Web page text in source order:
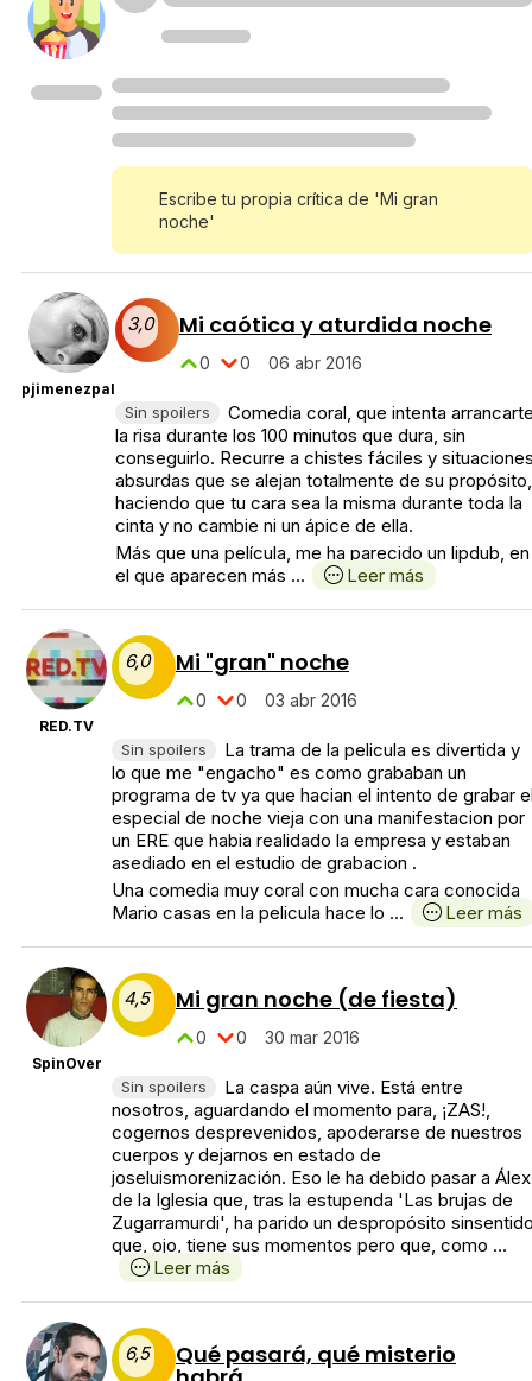
Escribe tu propia crítica de 'Mi gran
noche'
pjimenezpal
3,0 Mi caótica y aturdida noche
0 0 06 abr 2016
Sin spoilers
Comedia coral, que intenta
la risa durante los 100 minutos que dura, sin
conseguirlo. Recurre a chistes fáciles y
absurdas que se alejan totalmente de su propósito,
haciendo que tu cara sea la misma durante toda la
cinta y no cambie ni un ápice de ella.
Más que una película, me ha parecido un lipdub, en
el que aparecen más ...
Leer más
RED.TV
6,0 Mi "gran" noche
0 0 03 abr 2016
Sin spoilers
La trama de la pelicula es divertida y
lo que me "engacho" es como grababan un
programa de tv ya que hacian el intento de grabar
especial de noche vieja con una manifestacion por
un ERE que habia realidado la empresa y estaban
asediado en el estudio de grabacion .
Una comedia muy coral con mucha cara conocida
Mario casas en la pelicula hace lo ...
Leer más
SpinOver
4,5 Mi gran noche (de fiesta)
0 0 30 mar 2016
Sin spoilers
La caspa aún vive. Está entre
nosotros, aguardando el momento para, ¡ZAS!,
cogernos desprevenidos, apoderarse de nuestros
cuerpos y dejarnos en estado de
joseluismorenización. Eso le ha debido pasar a Álex
de la Iglesia que, tras la estupenda 'Las brujas de
Zugarramurdi', ha parido un despropósito
que, ojo, tiene sus momentos pero que, como ...
Leer más
6,5 Qué pasará, qué misterio